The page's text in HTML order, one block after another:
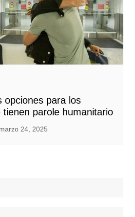
opciones para los
tienen parole humanitario
marzo 24, 2025